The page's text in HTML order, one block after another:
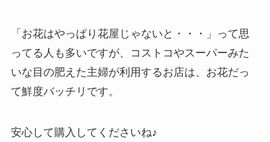
「お花はやっぱり花屋じゃないと・・・」って思
ってる人も多いですが、コストコやスーパーみた
いな目の肥えた主婦が利用するお店は、お花だっ
て鮮度バッチリです。
安心して購入してくださいね♪